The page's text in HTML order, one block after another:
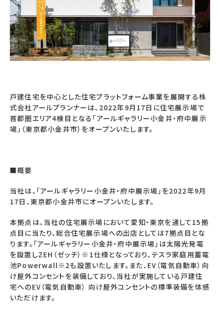
戸建住宅を中心とした住宅プラットフォーム事業を展開する株
式会社アールプランナーは、2022年9月17日に住宅展示場で
首都圏エリア4棟目となる「アールギャラリー小金井・府中展示
場」（東京都小金井市）をオープンいたします。
■概要
当社は、「アールギャラリー小金井・府中展示場」を2022年9月
17日、東京都小金井市にオープンいたします。
本拠点は、当社の住宅展示場において愛知・東京を通して15拠
点目に当たり、総合住宅展示場への出店としては7拠点目とな
ります。「アールギャラリー小金井・府中展示場」は太陽光発電
を設置しZEH（ゼッチ）※1仕様となっており、テスラ家庭用蓄電
池Powerwall※2も設置いたします。また、EV（電気自動車）向
け屋外コンセントを装備しており、当社が実施している戸建住
宅へのEV（電気自動車） 向け屋外コンセントの標準装備を体感
いただけます。